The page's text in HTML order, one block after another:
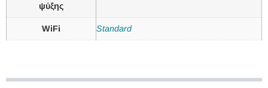
ψύξης
WiFi Standard